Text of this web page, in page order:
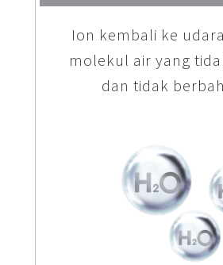
Ion kembali ke
molekul air yang
dan tidak